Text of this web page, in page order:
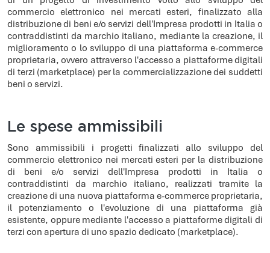
commercio elettronico nei mercati esteri, finalizzato alla
distribuzione di beni e/o servizi dell'Impresa prodotti in Italia o
contraddistinti da marchio italiano, mediante la creazione, il
miglioramento o lo sviluppo di una piattaforma e-commerce
proprietaria, ovvero attraverso l'accesso a piattaforme digitali
di terzi (marketplace) per la commercializzazione dei suddetti
beni o servizi.
Le spese ammissibili
Sono ammissibili i progetti finalizzati allo sviluppo del
commercio elettronico nei mercati esteri per la distribuzione
di beni e/o servizi dell'Impresa prodotti in Italia o
contraddistinti da marchio italiano, realizzati tramite la
creazione di una nuova piattaforma e-commerce proprietaria,
il potenziamento o l'evoluzione di una piattaforma già
esistente, oppure mediante l'accesso a piattaforme digitali di
terzi con apertura di uno spazio dedicato (marketplace).